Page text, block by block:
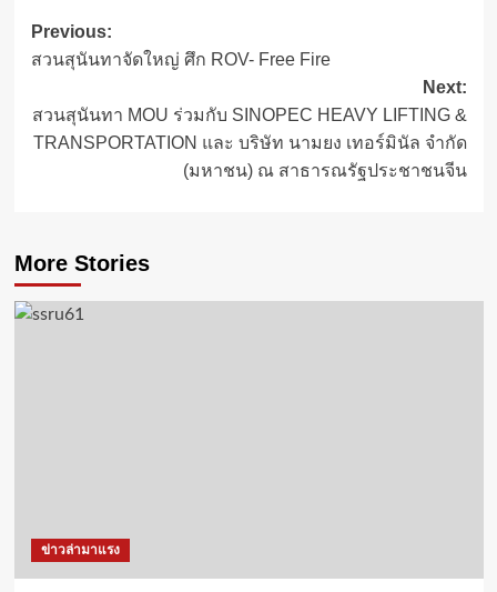
Post
navigation
Previous:
สวนสุนันทาจัดใหญ่ ศึก ROV- Free Fire
Next:
สวนสุนันทา MOU ร่วมกับ SINOPEC HEAVY LIFTING &
TRANSPORTATION และ บริษัท นามยง เทอร์มินัล จำกัด
(มหาชน) ณ สาธารณรัฐประชาชนจีน
More Stories
ข่าวล่ามาแรง